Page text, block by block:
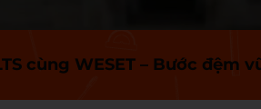
cùng WESET – Bước đệm